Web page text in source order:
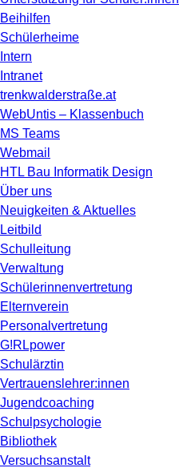
Beihilfen
Schülerheime
Intern
Intranet
trenkwalderstraße.at
WebUntis – Klassenbuch
MS Teams
Webmail
HTL Bau Informatik Design
Über uns
Neuigkeiten & Aktuelles
Leitbild
Schulleitung
Verwaltung
Schülerinnenvertretung
Elternverein
Personalvertretung
G!RLpower
Schulärztin
Vertrauenslehrer:innen
Jugendcoaching
Schulpsychologie
Bibliothek
Versuchsanstalt